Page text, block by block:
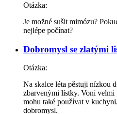
Otázka:
Je možné sušit mimózu?
nejlépe počínat?
Dobromysl se zlatými
Otázka:
Na skalce léta pěstuji nízkou
zbarvenými lístky. Voní velmi
mohu také používat v
dobromysl.